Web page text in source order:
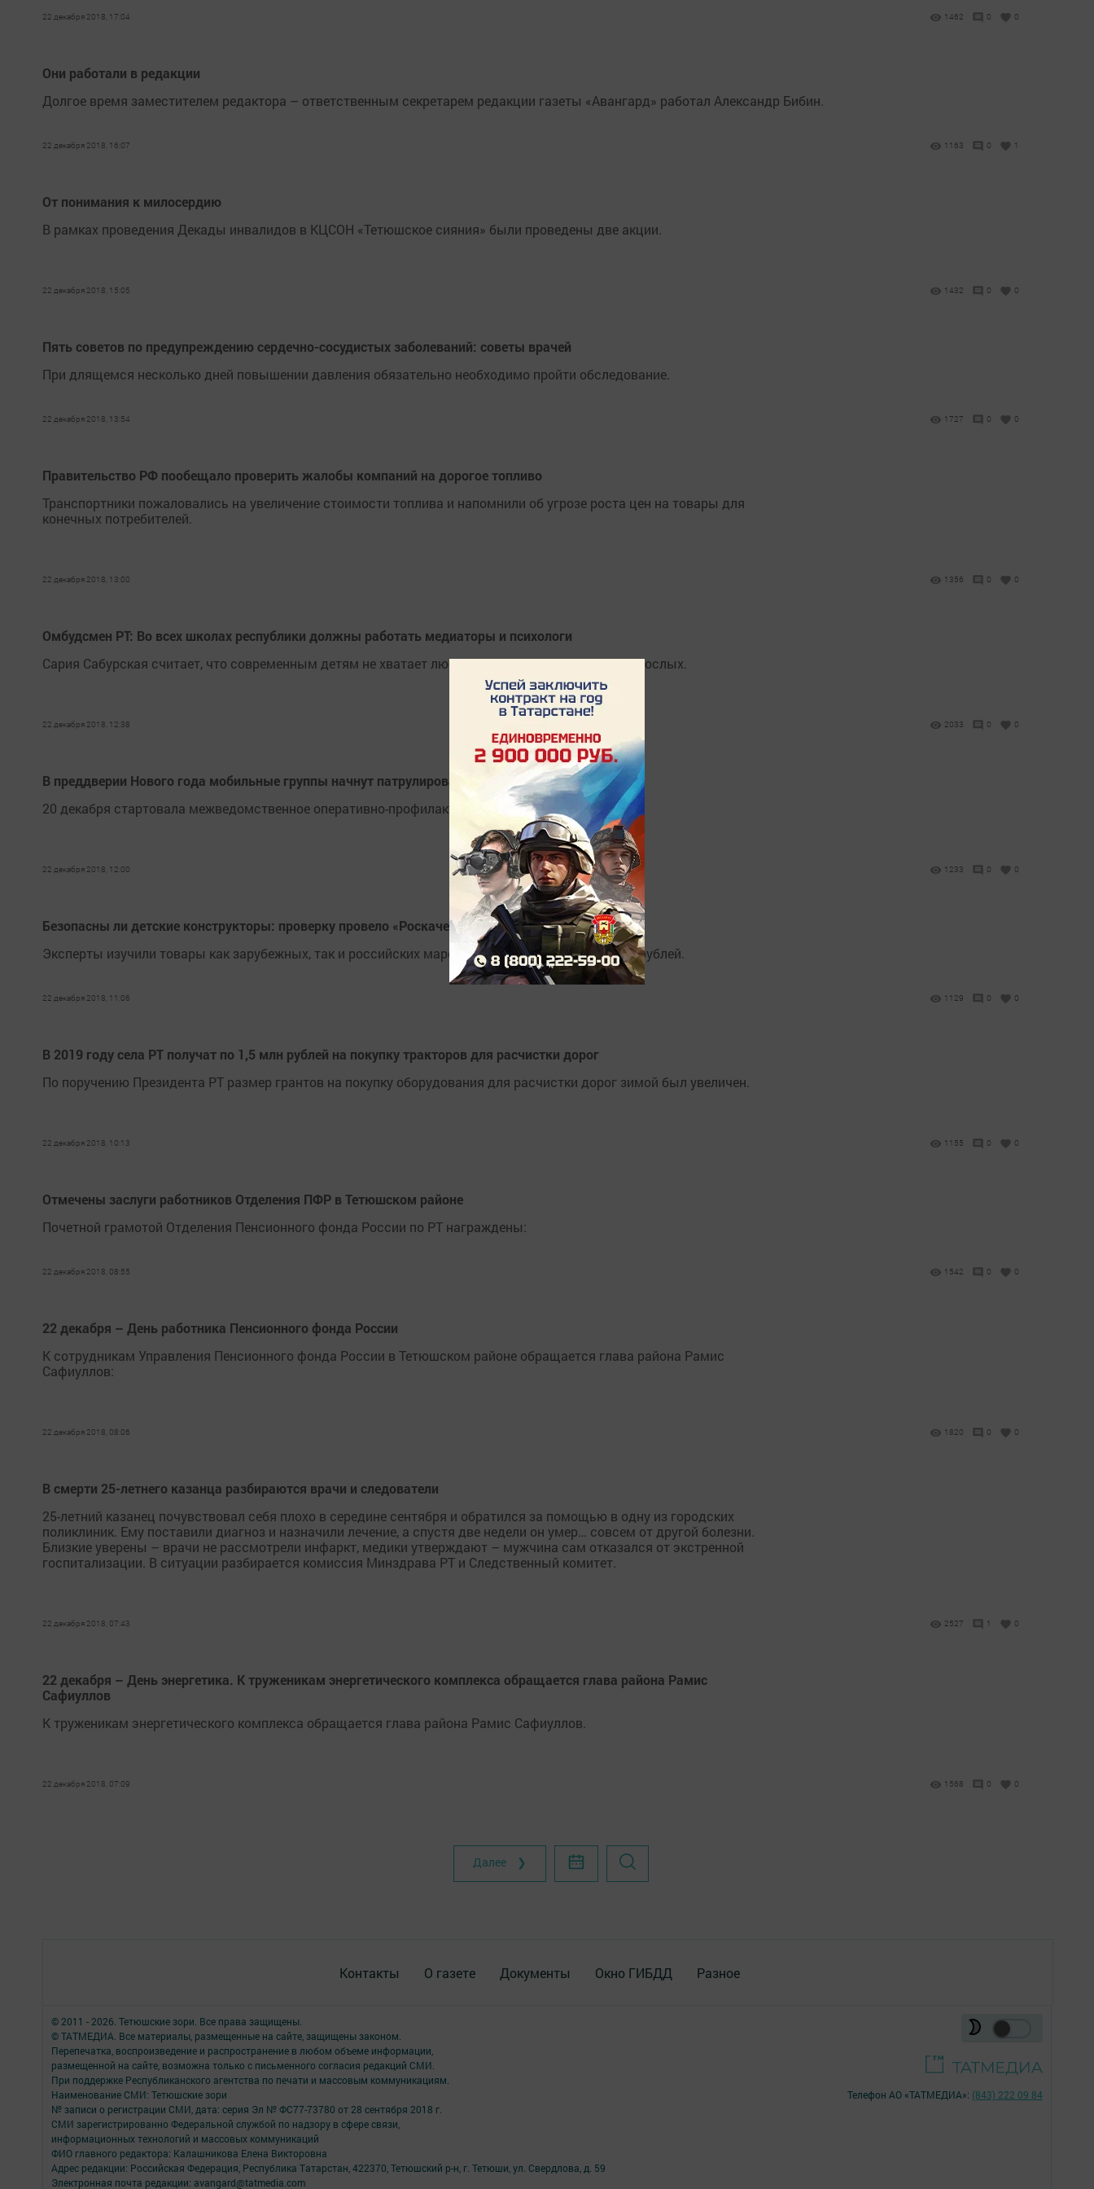
22 декабря 2018, 17:04 1462 0 0
Они работали в редакции
Долгое время замес­тителем редактора – ответственным сек­ретарем редакции газеты «Авангард» работал Александр Бибин.
22 декабря 2018, 16:07 1163 0 1
От понимания к милосердию
В рамках проведения Декады инвалидов в КЦСОН «Тетюшское сияния» были проведены две акции.
22 декабря 2018, 15:05 1432 0 0
Пять советов по предупреждению сердечно-сосудистых заболеваний: советы врачей
При длящемся несколько дней повышении давления обязательно необходимо пройти обследование.
22 декабря 2018, 13:54 1727 0 0
Правительство РФ пообещало проверить жалобы компаний на дорогое топливо
Транспортники пожаловались на увеличение стоимости топлива и напомнили об угрозе роста цен на товары для
конечных потребителей.
22 декабря 2018, 13:00 1356 0 0
Омбудсмен РТ: Во всех школах республики должны работать медиаторы и психологи
Сария Сабурская считает, что современным детям не хватает любви и внимания со стороны взрослых.
22 декабря 2018, 12:38 2033 0 0
В преддверии Нового года мобильные группы начнут патрулировать леса
20 декабря стартовала межведомственное оперативно-профилактическое мероприятие «Ель».
22 декабря 2018, 12:00 1233 0 0
Безопасны ли детские конструкторы: проверку провело «Роскачество»
Эксперты изучили товары как зарубежных, так и российских марок стоимостью от 199 до 4940 рублей.
22 декабря 2018, 11:06 1129 0 0
В 2019 году села РТ получат по 1,5 млн рублей на покупку тракторов для расчистки дорог
По поручению Президента РТ размер грантов на покупку оборудования для расчистки дорог зимой был увеличен.
22 декабря 2018, 10:13 1155 0 0
Отмечены заслуги работников Отделения ПФР в Тетюшском районе
Почетной грамотой Отделения Пенсионного фонда России по РТ награждены:
22 декабря 2018, 08:55 1542 0 0
22 декабря – День работника Пенсионного фонда России
К сотрудникам Управления Пенсионного фонда России в Тетюшском районе обращается глава района Рамис
Сафиуллов:
22 декабря 2018, 08:06 1820 0 0
В смерти 25-летнего казанца разбираются врачи и следователи
25-летний казанец почувствовал себя плохо в середине сентября и обратился за помощью в одну из городских
поликлиник. Ему поставили диагноз и назначили лечение, а спустя две недели он умер… совсем от другой болезни.
Близкие уверены – врачи не рассмотрели инфаркт, медики утверждают – мужчина сам отказался от экстренной
госпитализации. В ситуации разбирается комиссия Минздрава РТ и Следственный комитет.
22 декабря 2018, 07:43 2527 1 0
22 декабря – День энергетика. К труженикам энергетического комплекса обращается глава района Рамис
Сафиуллов
К труженикам энергетического комплекса обращается глава района Рамис Сафиуллов.
22 декабря 2018, 07:09 1568 0 0
Далее ❯
Контакты О газете Документы Окно ГИБДД Разное
© 2011 - 2026. Тетюшские зори. Все права защищены.
© ТАТМЕДИА. Все материалы, размещенные на сайте, защищены законом.
Перепечатка, воспроизведение и распространение в любом объеме информации,
размещенной на сайте, возможна только с письменного согласия редакций СМИ.
При поддержке Республиканского агентства по печати и массовым коммуникациям.
Наименование СМИ: Тетюшские зори
№ записи о регистрации СМИ, дата: серия Эл № ФС77-73780 от 28 сентября 2018 г.
СМИ зарегистрированно Федеральной службой по надзору в сфере связи,
информационных технологий и массовых коммуникаций
ФИО главного редактора: Калашникова Елена Викторовна
Адрес редакции: Российская Федерация, Республика Татарстан, 422370, Тетюшский р-н, г. Тетюши, ул. Свердлова, д. 59
Электронная почта редакции: avangard@tatmedia.com
Телефон АО «ТАТМЕДИА»: (843) 222 09 84